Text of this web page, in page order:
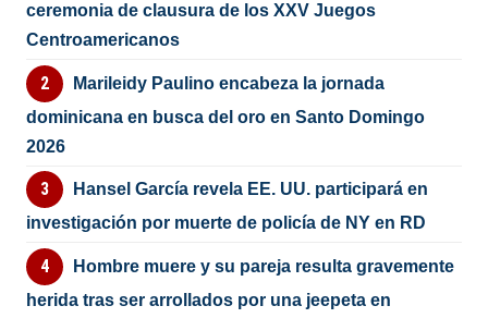
ceremonia de clausura de los XXV Juegos
Centroamericanos
Marileidy Paulino encabeza la jornada
dominicana en busca del oro en Santo Domingo
2026
Hansel García revela EE. UU. participará en
investigación por muerte de policía de NY en RD
Hombre muere y su pareja resulta gravemente
herida tras ser arrollados por una jeepeta en